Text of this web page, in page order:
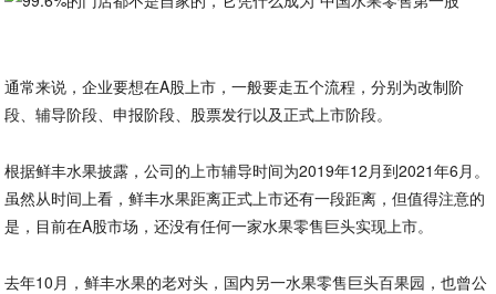
通常来说，企业要想在A股上市，一般要走五个流程，分别为改制阶
段、辅导阶段、申报阶段、股票发行以及正式上市阶段。
根据鲜丰水果披露，公司的上市辅导时间为2019年12月到2021年6月。
虽然从时间上看，鲜丰水果距离正式上市还有一段距离，但值得注意的
是，目前在A股市场，还没有任何一家水果零售巨头实现上市。
去年10月，鲜丰水果的老对头，国内另一水果零售巨头百果园，也曾公